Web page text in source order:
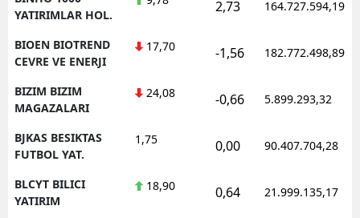
YATIRIMLAR HOL.
2,73 164.727.594,19
BIOEN BIOTREND
CEVRE VE ENERJI
17,70 -1,56 182.772.498,89
BIZIM BIZIM
MAGAZALARI
24,08 -0,66 5.899.293,32
BJKAS BESIKTAS
FUTBOL YAT.
1,75 0,00 90.407.704,28
BLCYT BILICI
YATIRIM
18,90 0,64 21.999.135,17